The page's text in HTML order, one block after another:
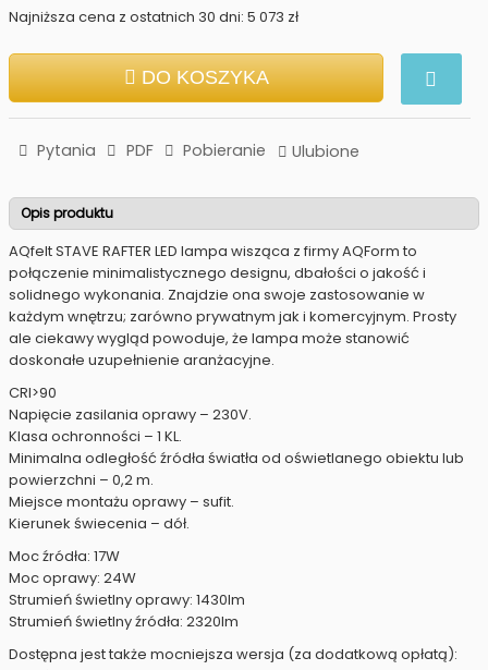
Najniższa cena z ostatnich 30 dni: 5 073 zł
DO KOSZYKA
Pytania PDF Pobieranie Ulubione
Opis produktu
AQfelt STAVE RAFTER LED lampa wisząca z firmy AQForm to
połączenie minimalistycznego designu, dbałości o jakość i
solidnego wykonania. Znajdzie ona swoje zastosowanie w
każdym wnętrzu; zarówno prywatnym jak i komercyjnym. Prosty
ale ciekawy wygląd powoduje, że lampa może stanowić
doskonałe uzupełnienie aranżacyjne.
CRI>90
Napięcie zasilania oprawy – 230V.
Klasa ochronności – 1 KL.
Minimalna odległość źródła światła od oświetlanego obiektu lub
powierzchni – 0,2 m.
Miejsce montażu oprawy – sufit.
Kierunek świecenia – dół.
Moc źródła: 17W
Moc oprawy: 24W
Strumień świetlny oprawy: 1430lm
Strumień świetlny źródła: 2320lm
Dostępna jest także mocniejsza wersja (za dodatkową opłatą):